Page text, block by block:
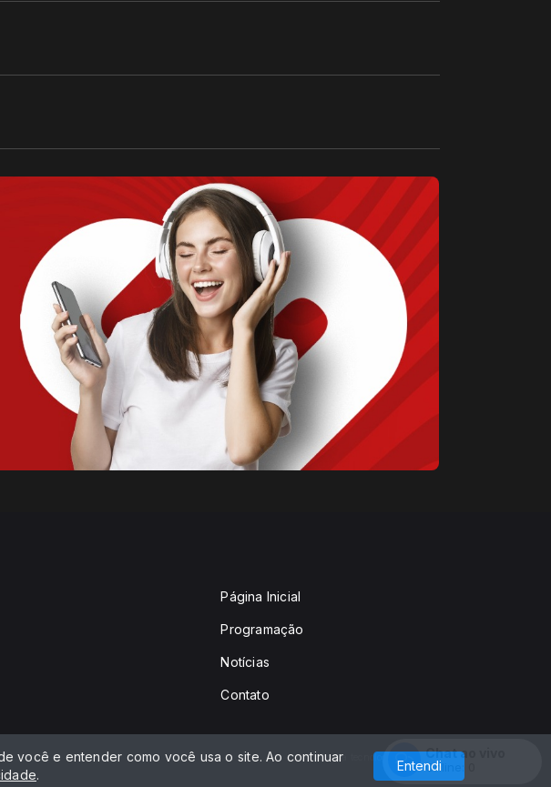
Página Inicial
Programação
Notícias
Contato
Com a tecnologia
você e entender como você usa o site. Ao continuar
.
Entendi
Chat ao vivo
Online: